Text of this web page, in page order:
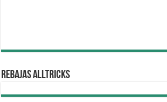
REBAJAS ALLTRICKS